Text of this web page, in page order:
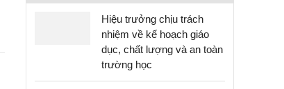
Hiệu trưởng chịu trách
nhiệm về kế hoạch giáo
dục, chất lượng và an toàn
trường học